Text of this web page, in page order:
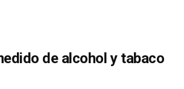
de alcohol y tabaco